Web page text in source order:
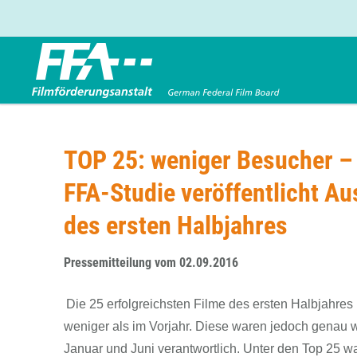
Entwicklungsförderung
Produktionsförderung
Verleihförderung
Kinoförderung
Folgevorhaben aus BKM-Preismitteln
Förderprogramm Filmerbe
Sonderförderungen nach § 2 FFG
FFA 2025
Die FFA in Kürze
Gremien
Stellenangebote
Vergabebekanntmachung
TOP 25: weniger Besucher
FFA-Studie veröffentlicht
des ersten Halbjahres
Pressemitteilung vom 02.09.2016
Die 25 erfolgreichsten Filme des ersten
weniger als im Vorjahr. Diese waren jedoch genau
Januar und Juni verantwortlich. Unter den Top 25